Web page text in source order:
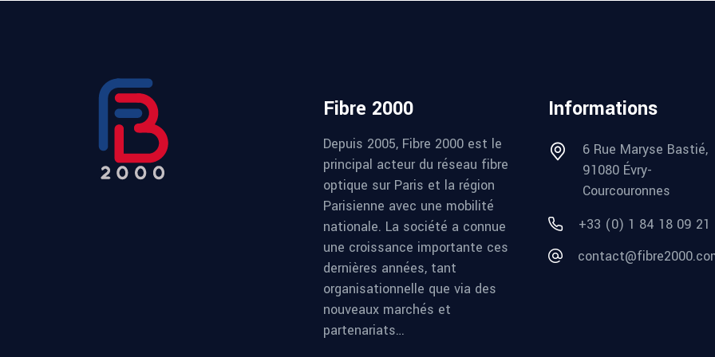
Fibre 2000
Depuis 2005, Fibre 2000 est le
principal acteur du réseau fibre
optique sur Paris et la région
Parisienne avec une mobilité
nationale. La société a connue
une croissance importante ces
dernières années, tant
organisationnelle que via des
nouveaux marchés et
partenariats…
Informations
6 Rue Maryse Bastié,
91080 Évry-
Courcouronnes
+33 (0) 1 84 18 09 21